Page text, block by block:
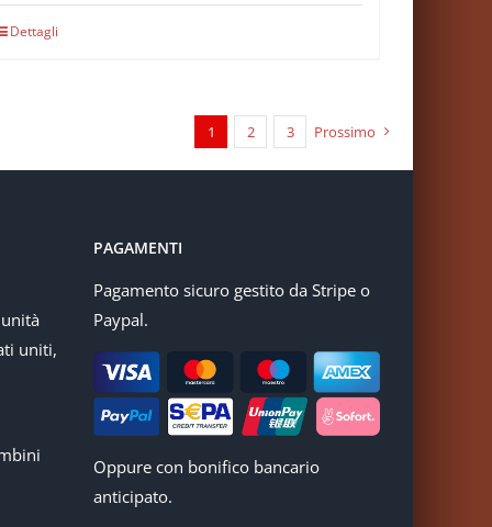
Dettagli
1 2 3 Prossimo
uniti,
PAGAMENTI
Pagamento sicuro gestito da Stripe o
Paypal.
Oppure con bonifico bancario
anticipato.